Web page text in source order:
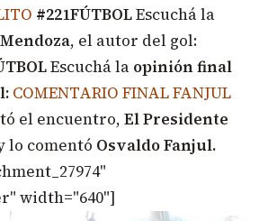
#221FÚTBOLEscuchá la
, el autor del gol:
Escuchá la opinión final
COMENTARIO FINAL FANJUL
el encuentro, El Presidente
lo comentó Osvaldo Fanjul.
width="640"]